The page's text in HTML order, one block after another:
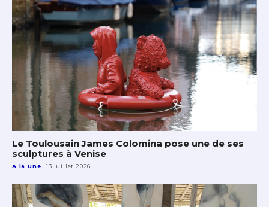
Le Toulousain James Colomina pose une de ses
sculptures à Venise
A la une 13 juillet 2026